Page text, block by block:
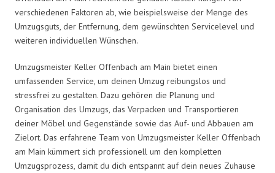
verschiedenen Faktoren ab, wie beispielsweise der Menge des
Umzugsguts, der Entfernung, dem gewünschten Servicelevel und
weiteren individuellen Wünschen.
Umzugsmeister Keller Offenbach am Main bietet einen
umfassenden Service, um deinen Umzug reibungslos und
stressfrei zu gestalten. Dazu gehören die Planung und
Organisation des Umzugs, das Verpacken und Transportieren
deiner Möbel und Gegenstände sowie das Auf- und Abbauen am
Zielort. Das erfahrene Team von Umzugsmeister Keller Offenbach
am Main kümmert sich professionell um den kompletten
Umzugsprozess, damit du dich entspannt auf dein neues Zuhause